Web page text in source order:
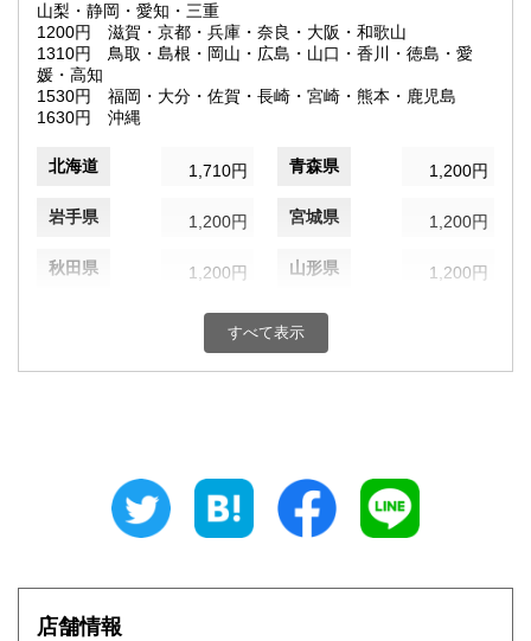
山梨・静岡・愛知・三重
1200円 滋賀・京都・兵庫・奈良・大阪・和歌山
1310円 鳥取・島根・岡山・広島・山口・香川・徳島・愛
媛・高知
1530円 福岡・大分・佐賀・長崎・宮崎・熊本・鹿児島
1630円 沖縄
北海道 1,710円 青森県 1,200円
岩手県 1,200円 宮城県 1,200円
秋田県 1,200円 山形県 1,200円
1,200円 茨城県
栃木県 1,200円 群馬県 1,200円
1,130円
1,200円 富山県
山梨県
すべて表示
店舗情報